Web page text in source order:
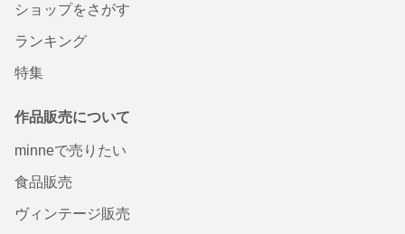
ショップをさがす
ランキング
特集
作品販売について
minneで売りたい
食品販売
ヴィンテージ販売